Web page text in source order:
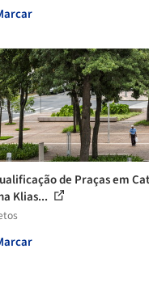
de Praças em
Klias...